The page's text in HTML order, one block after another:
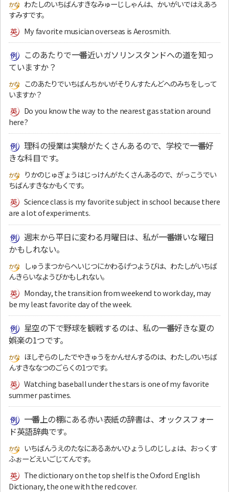
わたしのいちばんすきなみゅーじしゃんは、かいがいではえあろ
すみすです。
My favorite musician overseas is Aerosmith.
このあたりで一番近いガソリンスタンドへの道を知っ
ていますか？
このあたりでいちばんちかいがそりんすたんどへのみちをしって
いますか？
Do you know the way to the nearest gas station around
here?
理科の授業は実験がたくさんあるので、学校で一番好
きな科目です。
りかのじゅぎょうはじっけんがたくさんあるので、がっこうでい
ちばんすきなかもくです。
Science class is my favorite subject in school because there
are a lot of experiments.
週末から平日に変わる月曜日は、私が一番嫌いな曜日
かもしれない。
しゅうまつからへいじつにかわるげつようびは、わたしがいちば
んきらいなようびかもしれない。
Monday, the transition from weekend to work day, may
be my least favorite day of the week.
星空の下で野球を観戦するのは、私の一番好きな夏の
娯楽の1つです。
ほしぞらのしたでやきゅうをかんせんするのは、わたしのいちば
んすきななつのごらくの1つです。
Watching baseball under the stars is one of my favorite
summer pastimes.
一番上の棚にある赤い表紙の辞書は、オックスフォー
ド英語辞典です。
いちばんうえのたなにあるあかいひょうしのじしょは、おっくす
ふぉーどえいごじてんです。
The dictionary on the top shelf is the Oxford English
Dictionary, the one with the red cover.